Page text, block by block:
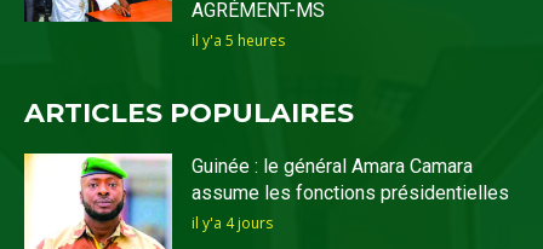
AGRÉMENT-MS
il y'a 5 heures
ARTICLES POPULAIRES
Guinée : le général Amara Camara
assume les fonctions présidentielles
il y'a 4 jours